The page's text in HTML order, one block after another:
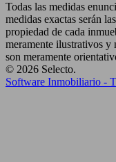
Todas las medidas
medidas exactas serán
propiedad de cada
meramente ilustrativos y
son meramente
© 2026 Selecto.
Software Inmobiliario -